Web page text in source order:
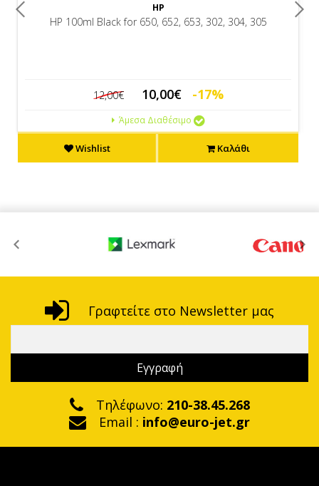
HP
HP 100ml Black for 650, 652, 653, 302, 304, 305
12,00€ 10,00€ -17%
Άμεσα Διαθέσιμο
Wishlist Καλάθι
Γραφτείτε στο Newsletter μας
Τηλέφωνο: 210-38.45.268
Email : info@euro-jet.gr